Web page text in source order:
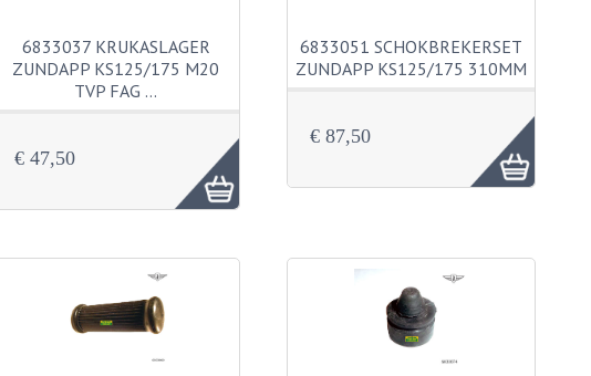
6833037 KRUKASLAGER
ZUNDAPP KS125/175 M20
TVP FAG …
€ 47,50
6833051 SCHOKBREKERSET
ZUNDAPP KS125/175 310MM
€ 87,50